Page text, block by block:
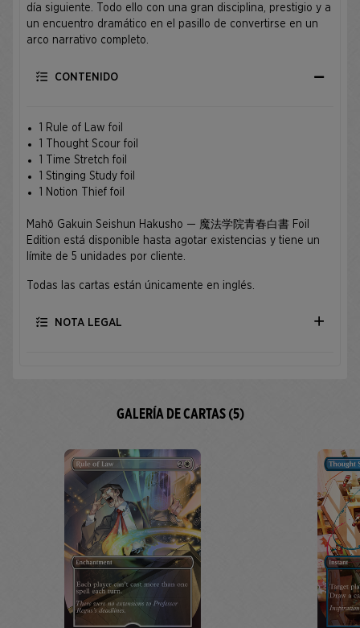
día siguiente. Todo ello con una gran disciplina, prestigio y a
un encuentro dramático en el pasillo de convertirse en un
arco narrativo completo.
CONTENIDO
1 Rule of Law foil
1 Thought Scour foil
1 Time Stretch foil
1 Stinging Study foil
1 Notion Thief foil
Mahō Gakuin Seishun Hakusho — 魔法学院青春白書 Foil
Edition está disponible hasta agotar existencias y tiene un
límite de 5 unidades por cliente.
Todas las cartas están únicamente en inglés.
NOTA LEGAL
GALERÍA DE CARTAS (5)